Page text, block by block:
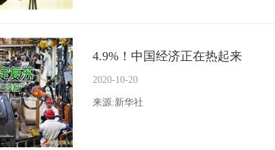
4.9%！中国经济正在热起来
2020-10-20
来源:新华社